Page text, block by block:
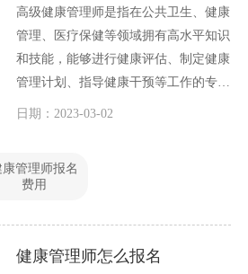
高级健康管理师是指在公共卫生、健康
管理、医疗保健等领域拥有高水平知识
和技能，能够进行健康评估、制定健康
管理计划、指导健康干预等工作的专业
人士。这是一项非常重要的工作，因为
康管理师，因此在这篇文章中，我们将
日期：2023-03-02
康管理师报名
费用
健康管理师怎么报名